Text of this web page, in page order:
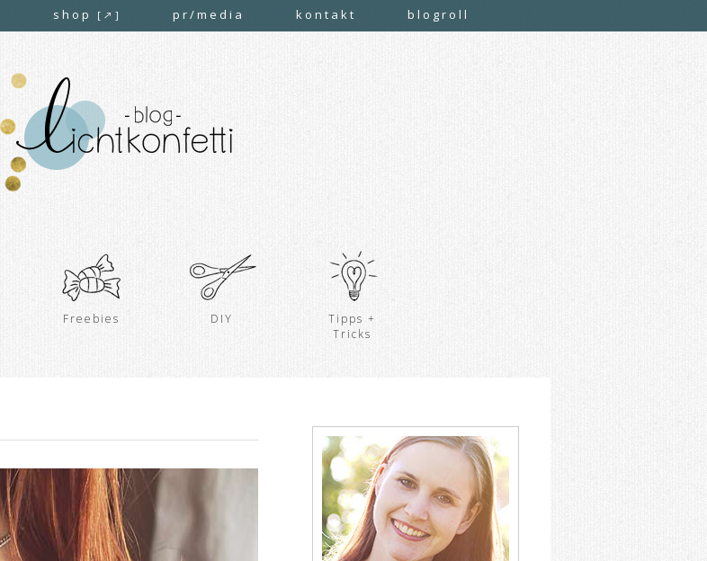
shop [↗] pr/media kontakt blogroll
Freebies DIY
Tipps +
Tricks